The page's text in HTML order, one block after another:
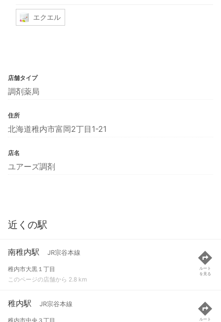
エクエル
店舗タイプ
調剤薬局
住所
北海道稚内市富岡2丁目1-21
店名
ユアーズ調剤
近くの駅
南稚内駅 JR宗谷本線
稚内市大黒１丁目
このページの店舗から 2.8 km
ルート
を見る
稚内駅 JR宗谷本線
稚内市中央３丁目
ルート